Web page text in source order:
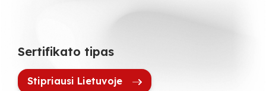
Sertifikato tipas
Stipriausi Lietuvoje